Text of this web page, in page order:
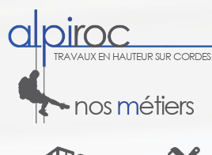
TRAVAUX EN HAUTEUR SUR CORDES
nos métiers